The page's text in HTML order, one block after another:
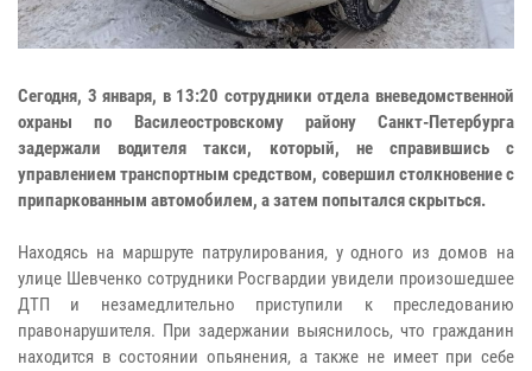
Сегодня, 3 января, в 13:20 сотрудники отдела вневедомственной
охраны по Василеостровскому району Санкт-Петербурга
задержали водителя такси, который, не справившись с
управлением транспортным средством, совершил столкновение с
припаркованным автомобилем, а затем попытался скрыться.
Находясь на маршруте патрулирования, у одного из домов на
улице Шевченко сотрудники Росгвардии увидели произошедшее
ДТП и незамедлительно приступили к преследованию
правонарушителя. При задержании выяснилось, что гражданин
находится в состоянии опьянения, а также не имеет при себе